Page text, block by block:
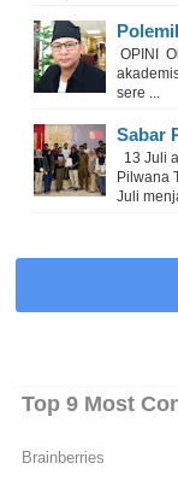
OPINI
sere ...
Sabar
13 Juli
Pilwana
Juli